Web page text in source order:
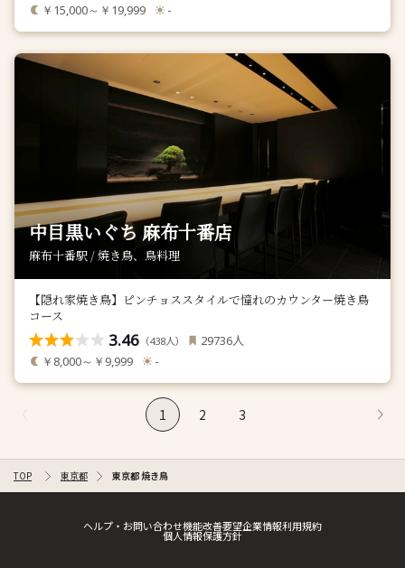
￥15,000～￥19,999 -
中目黒いぐち 麻布十番店
麻布十番駅 / 焼き鳥、鳥料理
【隠れ家焼き鳥】ピンチョススタイルで憧れのカウンター焼き鳥
コース
3.46 （438人） 29736人
￥8,000～￥9,999 -
1 2 3
TOP 東京都 東京都 焼き鳥
ヘルプ・お問い合わせ機能改善要望企業情報利用規約
個人情報保護方針